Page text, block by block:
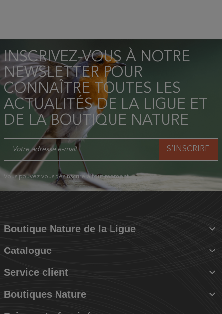
INSCRIVEZ-VOUS À NOTRE
NEWSLETTER POUR
CONNAÎTRE TOUTES LES
ACTUALITÉS DE LA LIGUE ET
DE LA BOUTIQUE NATURE
Vous pouvez vous désinscrire à tout moment.
Boutique Nature de la Ligue 
Catalogue 
Service client 
Boutiques Nature 